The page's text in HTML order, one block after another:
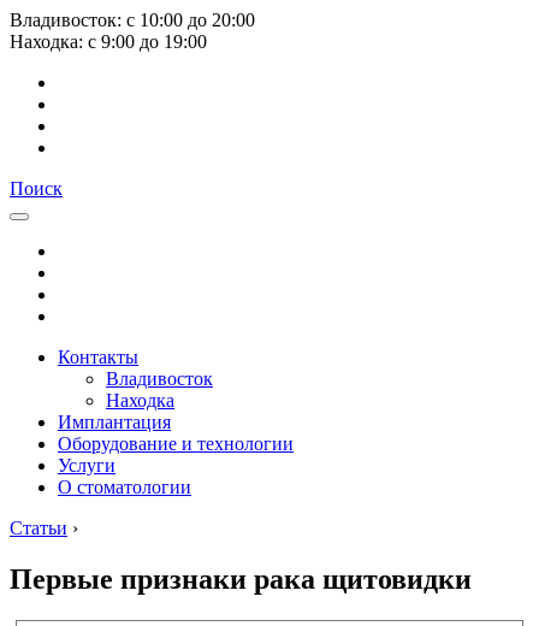
Владивосток: с 10:00 до 20:00
Находка: с 9:00 до 19:00
Поиск
Контакты
Владивосток
Находка
Имплантация
Оборудование и технологии
Услуги
О стоматологии
Статьи ›
Первые признаки рака щитовидки